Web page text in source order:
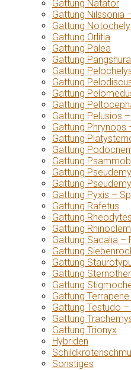
Gattung Natator
Gattung Nilssonia
Gattung
Gattung Orlitia
Gattung Palea
Gattung
Gattung
Gattung
Gattung
Gattung
Gattung Pelusios
Gattung
Gattung
Gattung
Gattung
Gattung
Gattung
Gattung Pyxis –
Gattung Rafetus
Gattung Rheodytes
Gattung
Gattung Sacalia –
Gattung
Gattung
Gattung
Gattung
Gattung
Gattung Testudo
Gattung
Gattung Trionyx
Hybriden
Sonstiges